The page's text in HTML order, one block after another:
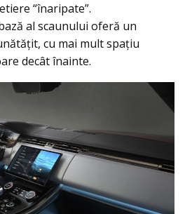
“înaripate”.
al scaunului oferă un
cu mai mult spațiu
decât înainte.